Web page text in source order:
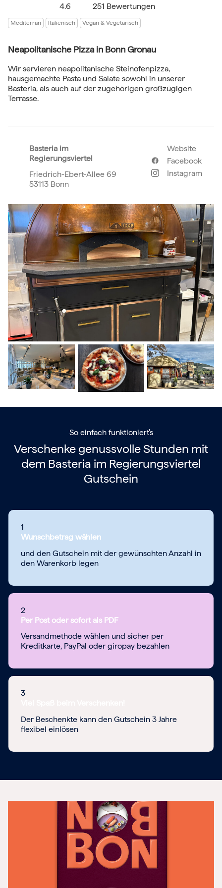
4.6 251 Bewertungen
Mediterran Italienisch Vegan & Vegetarisch
Neapolitanische Pizza in Bonn Gronau
Wir servieren neapolitanische Steinofenpizza,
hausgemachte Pasta und Salate sowohl in unserer
Basteria, als auch auf der zugehörigen großzügigen
Terrasse.
Basteria im
Regierungsviertel
Friedrich-Ebert-Allee 69
53113 Bonn
Website
Facebook
Instagram
So einfach funktioniert's
Verschenke genussvolle Stunden mit
dem Basteria im Regierungsviertel
Gutschein
1
Wunschbetrag wählen
und den Gutschein mit der gewünschten Anzahl in
den Warenkorb legen
2
Per Post oder sofort als PDF
Versandmethode wählen und sicher per
Kreditkarte, PayPal oder giropay bezahlen
3
Der Beschenkte kann den Gutschein 3 Jahre
flexibel einlösen